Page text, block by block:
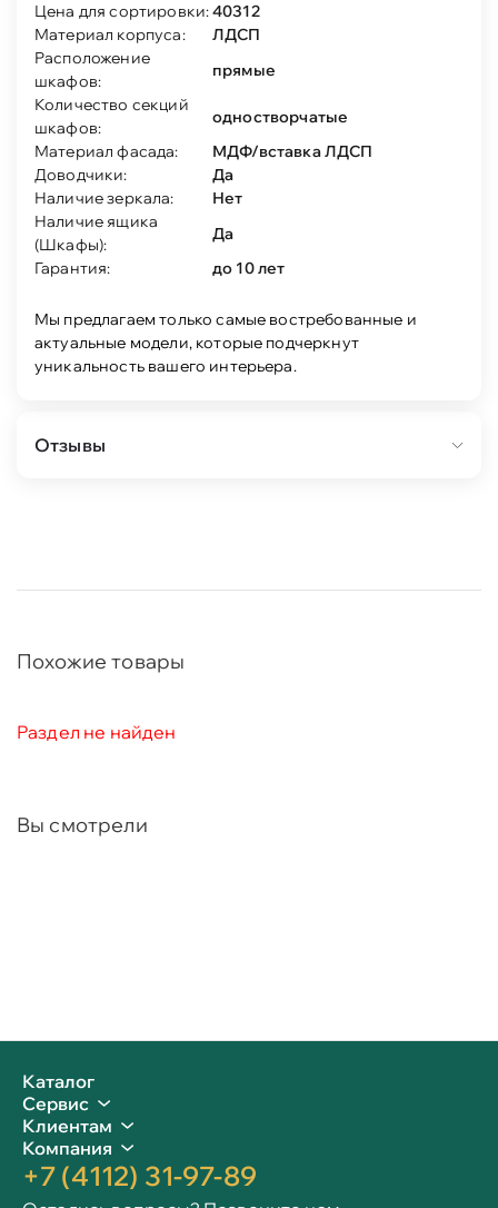
Цена для сортировки:40312
Материал корпуса:
ЛДСП
Расположение
шкафов:
прямые
Количество секций
шкафов:
одностворчатые
Материал фасада:
МДФ/вставка ЛДСП
Доводчики:
Да
Наличие зеркала:
Нет
Наличие ящика
(Шкафы):
Да
Гарантия:
до 10 лет
Мы предлагаем только самые востребованные и
актуальные модели, которые подчеркнут
уникальность вашего интерьера.
Отзывы
Похожие товары
Раздел не найден
Вы смотрели
Каталог
Сервис
Клиентам
Компания
+7 (4112) 31-97-89